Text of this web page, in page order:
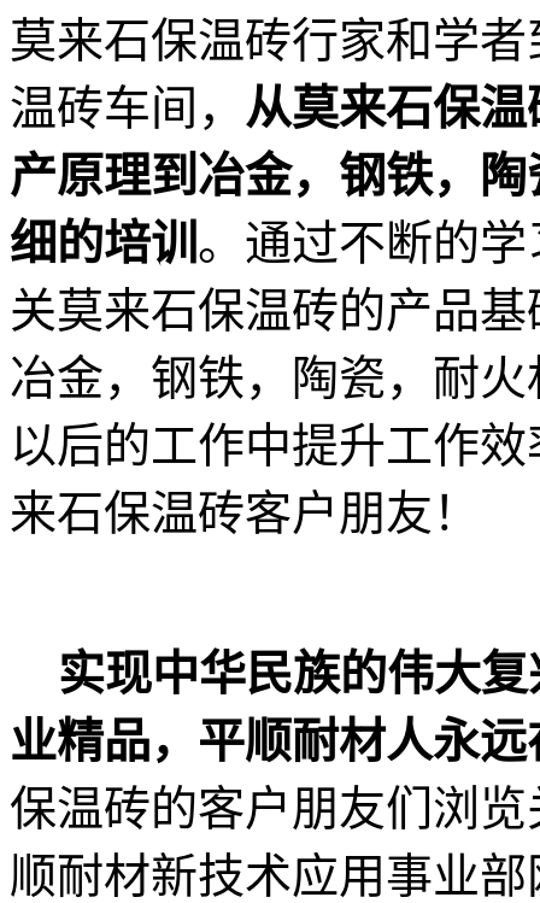
莫来石保温砖行家和学
温砖车间， 从莫来石保
产原理到冶金，钢铁，
细的培训 。通过不断的
关莫来石保温砖的产品
冶金，钢铁，陶瓷，耐
以后的工作中提升工作
来石保温砖客户朋友！
实现中华民族的伟大
业精品，平顺耐材人永
保温砖的客户朋友们浏
顺耐材新技术应用事业部